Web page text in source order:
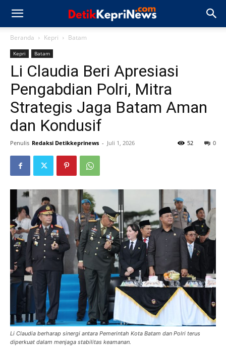
Beranda Kepri Batam
Kepri Batam
Li Claudia Beri Apresiasi
Pengabdian Polri, Mitra
Strategis Jaga Batam Aman
dan Kondusif
Penulis Redaksi Detikkeprinews - Juli 1, 2026 0
52
Li Claudia berharap sinergi antara Pemerintah Kota Batam dan Polri terus
diperkuat dalam menjaga stabilitas keamanan.